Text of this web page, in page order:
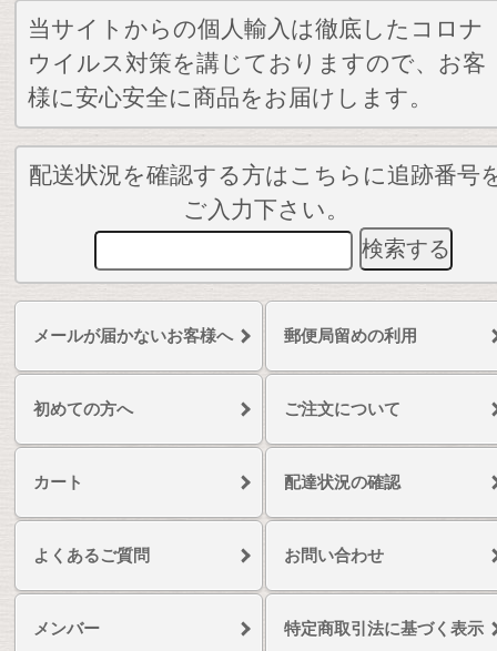
当サイトからの個人輸入は徹底したコロナ
ウイルス対策を講じておりますので、お客
様に安心安全に商品をお届けします。
配送状況を確認する方はこちらに追跡番号
ご入力下さい。
メールが届かないお客様へ 郵便局留めの利用
初めての方へ ご注文について
カート 配達状況の確認
よくあるご質問 お問い合わせ
メンバー 特定商取引法に基づく表示